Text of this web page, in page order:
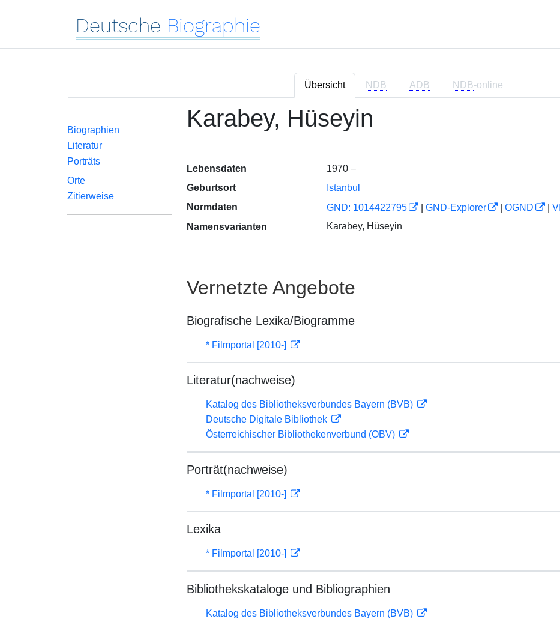
Deutsche Biographie
Übersicht NDB ADB NDB-online
Biographien
Literatur
Porträts
Orte
Zitierweise
Karabey, Hüseyin
Lebensdaten
1970 –
Geburtsort
Istanbul
Normdaten
GND: 1014422795 GND-Explorer OGND
Namensvarianten
Karabey, Hüseyin
Vernetzte Angebote
Biografische Lexika/Biogramme
* Filmportal [2010-]
Literatur(nachweise)
Katalog des Bibliotheksverbundes Bayern (BVB)
Deutsche Digitale Bibliothek
Österreichischer Bibliothekenverbund (OBV)
Porträt(nachweise)
* Filmportal [2010-]
Lexika
* Filmportal [2010-]
Bibliothekskataloge und Bibliographien
Katalog des Bibliotheksverbundes Bayern (BVB)